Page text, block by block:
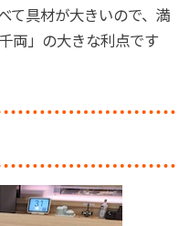
て具材が大きいので、満
両」の大きな利点です